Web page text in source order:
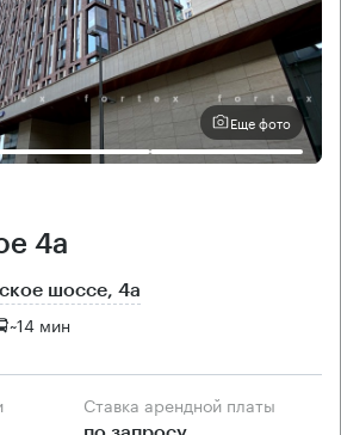
Еще фото
4а
шоссе, 4а
~14 мин
Ставка арендной платы